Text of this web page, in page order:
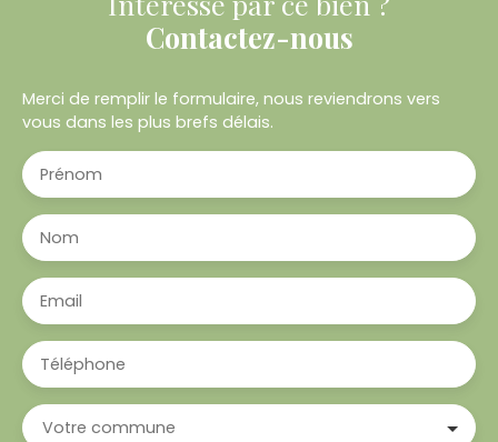
Contactez-nous
Merci de remplir le formulaire, nous reviendrons vers
vous dans les plus brefs délais.
Prénom
Nom
Email
Téléphone
Votre commune